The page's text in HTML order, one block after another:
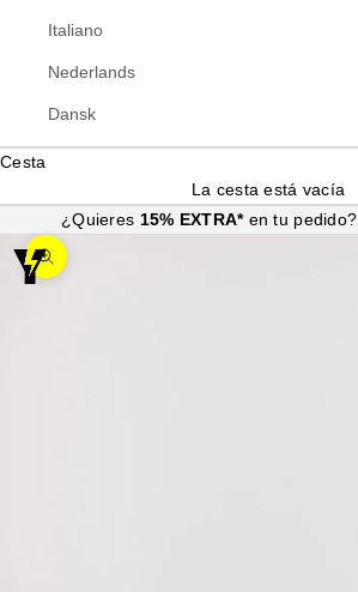
Italiano
Nederlands
Dansk
Cesta
La cesta está vacía
¿Quieres 15% EXTRA* en tu pedido?
Zoom